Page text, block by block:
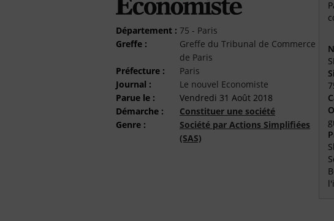
Département : 75 - Paris
Greffe :
Greffe du Tribunal de Commerce
de Paris
Préfecture :
Paris
Journal :
Le nouvel Economiste
Parue le :
Vendredi 31 Août 2018
Démarche :
Constituer une société
Genre :
Société par Actions Simplifiées
(SAS)